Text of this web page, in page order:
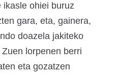
ohiei buruz
gara, eta, gainera,
doazela jakiteko
lorpenen berri
eta gozatzen